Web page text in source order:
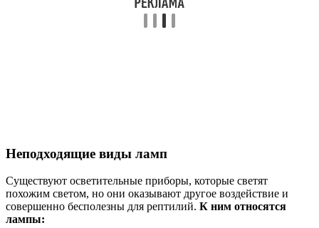
Неподходящие виды ламп
Существуют осветительные приборы, которые светят
похожим светом, но они оказывают другое воздействие и
совершенно бесполезны для рептилий. К ним относятся
лампы: